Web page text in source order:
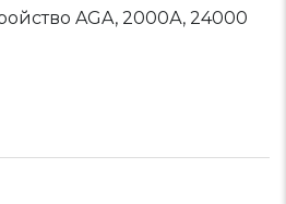
AGA, 2000А, 24000